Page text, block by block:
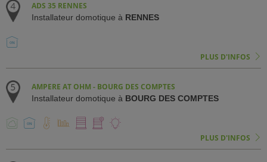
ADS 35 RENNES
Installateur domotique à RENNES
PLUS D'INFOS
AMPERE AT OHM - BOURG DES COMPTES
Installateur domotique à BOURG DES COMPTES
PLUS D'INFOS